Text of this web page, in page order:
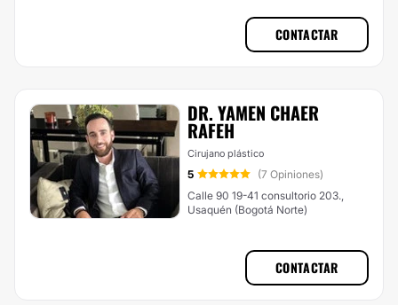
CONTACTAR
DR. YAMEN CHAER
RAFEH
Cirujano plástico
5
(7 Opiniones)
Calle 90 19-41 consultorio 203.,
Usaquén (Bogotá Norte)
CONTACTAR